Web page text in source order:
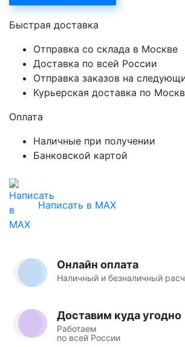
Быстрая доставка
Отправка со склада в Москве
Доставка по всей России
Отправка заказов на
Курьерская доставка по
Оплата
Наличные при получении
Банковской картой
Написать в MAX
Онлайн оплата
Наличный и безналичный
Доставим куда угодно
Работаем
по всей России